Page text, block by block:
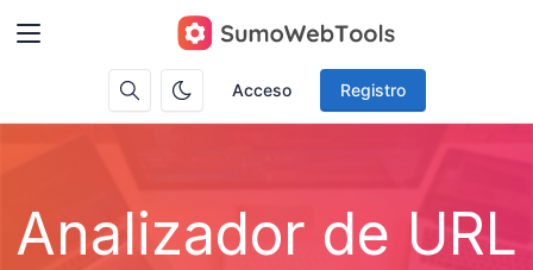
Acceso Registro
Analizador de URL